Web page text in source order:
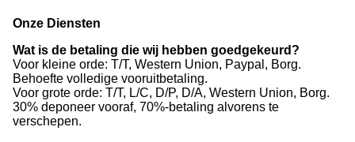
Onze Diensten
Wat is de betaling die wij hebben goedgekeurd?
Voor kleine orde: T/T, Western Union, Paypal, Borg.
Behoefte volledige vooruitbetaling.
Voor grote orde: T/T, L/C, D/P, D/A, Western Union, Borg.
30% deponeer vooraf, 70%-betaling alvorens te
verschepen.